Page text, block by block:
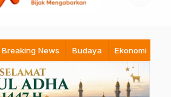
Breaking News Budaya Ekonomi